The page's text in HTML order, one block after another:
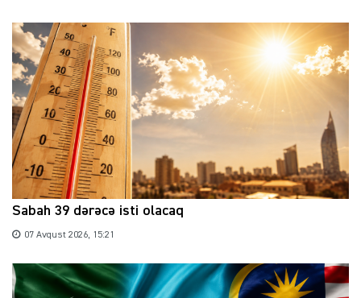
Sabah 39 dərəcə isti olacaq
07 Avqust 2026, 15:21